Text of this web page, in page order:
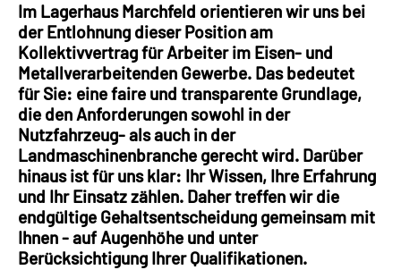
Im Lagerhaus Marchfeld orientieren wir uns bei
der Entlohnung dieser Position am
Kollektivvertrag für Arbeiter im Eisen- und
Metallverarbeitenden Gewerbe. Das bedeutet
für Sie: eine faire und transparente Grundlage,
die den Anforderungen sowohl in der
Nutzfahrzeug- als auch in der
Landmaschinenbranche gerecht wird. Darüber
hinaus ist für uns klar: Ihr Wissen, Ihre Erfahrung
und Ihr Einsatz zählen. Daher treffen wir die
endgültige Gehaltsentscheidung gemeinsam mit
Ihnen - auf Augenhöhe und unter
Berücksichtigung Ihrer Qualifikationen.